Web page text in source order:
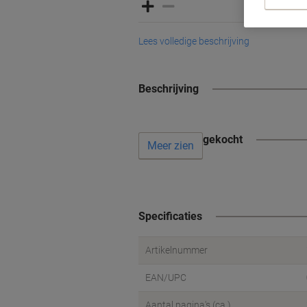
Lees volledige beschrijving
Beschrijving
Vaak samen gekocht
Meer zien
Specificaties
Artikelnummer
EAN/UPC